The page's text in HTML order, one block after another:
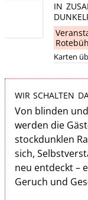
IN
Karten
WIR SCHALTEN
Von blinden
werden die
stockdunklen
sich,
neu entdeckt –
Geruch und